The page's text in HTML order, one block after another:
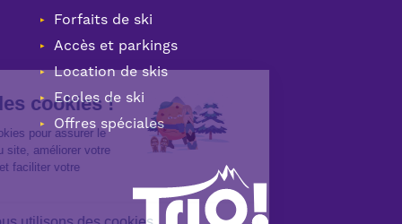
Forfaits de ski
Accès et parkings
Location de skis
Ecoles de ski
Offres spéciales